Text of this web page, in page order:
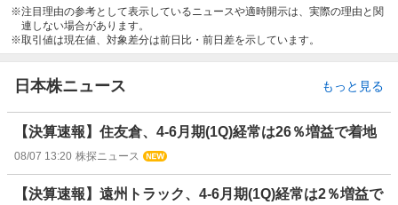
注目理由の参考として表示しているニュースや適時開示は、実際の理由と関
連しない場合があります。
取引値は現在値、対象差分は前日比・前日差を示しています。
日本株ニュース もっと見る
【決算速報】住友倉、4-6月期(1Q)経常は26％増益で着地
08/07 13:20 株探ニュース
【決算速報】遠州トラック、4-6月期(1Q)経常は2％増益で